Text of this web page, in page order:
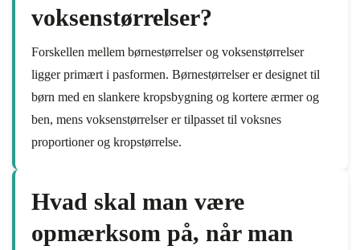
voksenstørrelser?
Forskellen mellem børnestørrelser og voksenstørrelser
ligger primært i pasformen. Børnestørrelser er designet til
børn med en slankere kropsbygning og kortere ærmer og
ben, mens voksenstørrelser er tilpasset til voksnes
proportioner og kropstørrelse.
Hvad skal man være
opmærksom på, når man